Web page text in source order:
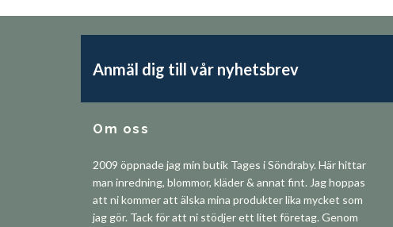
Anmäl dig till vår nyhetsbrev
Om oss
2009 öppnade jag min butik Tages i Söndraby. Här hittar
man inredning, blommor, kläder & annat fint. Jag hoppas
att ni kommer att älska mina produkter lika mycket som
jag gör. Tack för att ni stödjer ett litet företag. Genom